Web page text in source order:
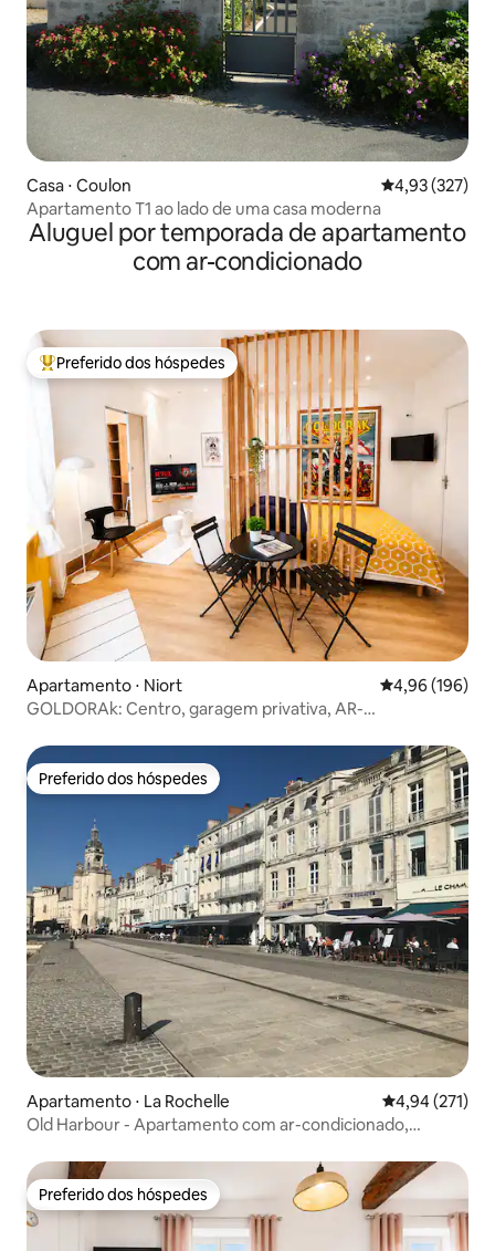
Casa ⋅ Coulon 4,93 de uma
4,93 (327)
Apartamento T1 ao lado de uma casa moderna
Aluguel por temporada de apartamento
com ar-condicionado
Entre os melhores preferidos dos hóspedes
Preferido dos hóspedes
Apartamento ⋅ Niort 4,96 de uma
4,96 (196)
GOLDORAk: Centro, garagem privativa, AR-
Preferido dos hóspedes
Preferido dos hóspedes
Apartamento ⋅ La Rochelle 4,94 de uma
4,94 (271)
Old Harbour - Apartamento com ar-condicionado,
Preferido dos hóspedes
Preferido dos hóspedes